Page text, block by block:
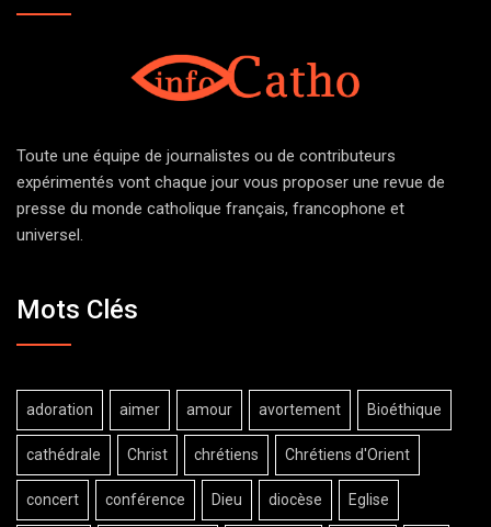
Toute une équipe de journalistes ou de contributeurs
expérimentés vont chaque jour vous proposer une revue de
presse du monde catholique français, francophone et
universel.
Mots Clés
adoration aimer amour avortement Bioéthique
cathédrale Christ chrétiens Chrétiens d'Orient
concert conférence Dieu diocèse Eglise